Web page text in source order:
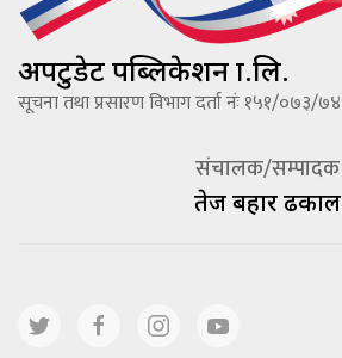
अपटुडेट पब्लिकेशन प्रा.लि.
सूचना तथा प्रसारण विभाग दर्ता नंः १५१/०७३/७४
संचालक/सम्पादक
तेज बहादूर ढकाल